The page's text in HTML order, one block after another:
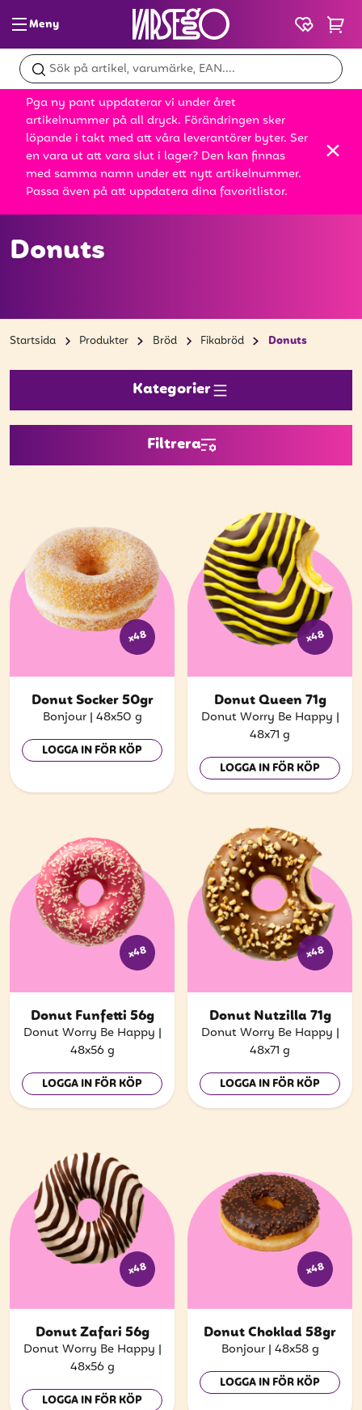
Meny
Glass & slush
Dryck
Snacks
Mat
Leksaker
Bli kund
Hitta din grossist
Jobba hos oss
Om oss
Glassutbildningar
Event
Vill du få erbjudanden och vara den första
att få uppdateringar kring kampanjer?
Ange din e-postadress nedan för att ta del av våra
PRENUMERERA
Pga ny pant uppdaterar vi under året
artikelnummer på all dryck. Förändringen sker
löpande i takt med att våra leverantörer byter. Ser
en vara ut att vara slut i lager? Den kan finnas
med samma namn under ett nytt artikelnummer.
Passa även på att uppdatera dina favoritlistor.
Donuts
Startsida Produkter Bröd Fikabröd Donuts
Kategorier
Filtrera
x48
Donut Socker 50gr
Bonjour | 48x50 g
LOGGA IN FÖR KÖP
x48
Donut Queen 71g
Donut Worry Be Happy |
48x71 g
LOGGA IN FÖR KÖP
x48
Donut Funfetti 56g
Donut Worry Be Happy |
48x56 g
LOGGA IN FÖR KÖP
x48
Donut Nutzilla 71g
Donut Worry Be Happy |
48x71 g
LOGGA IN FÖR KÖP
x48
Donut Zafari 56g
Donut Worry Be Happy |
48x56 g
LOGGA IN FÖR KÖP
x48
Donut Choklad 58gr
Bonjour | 48x58 g
LOGGA IN FÖR KÖP